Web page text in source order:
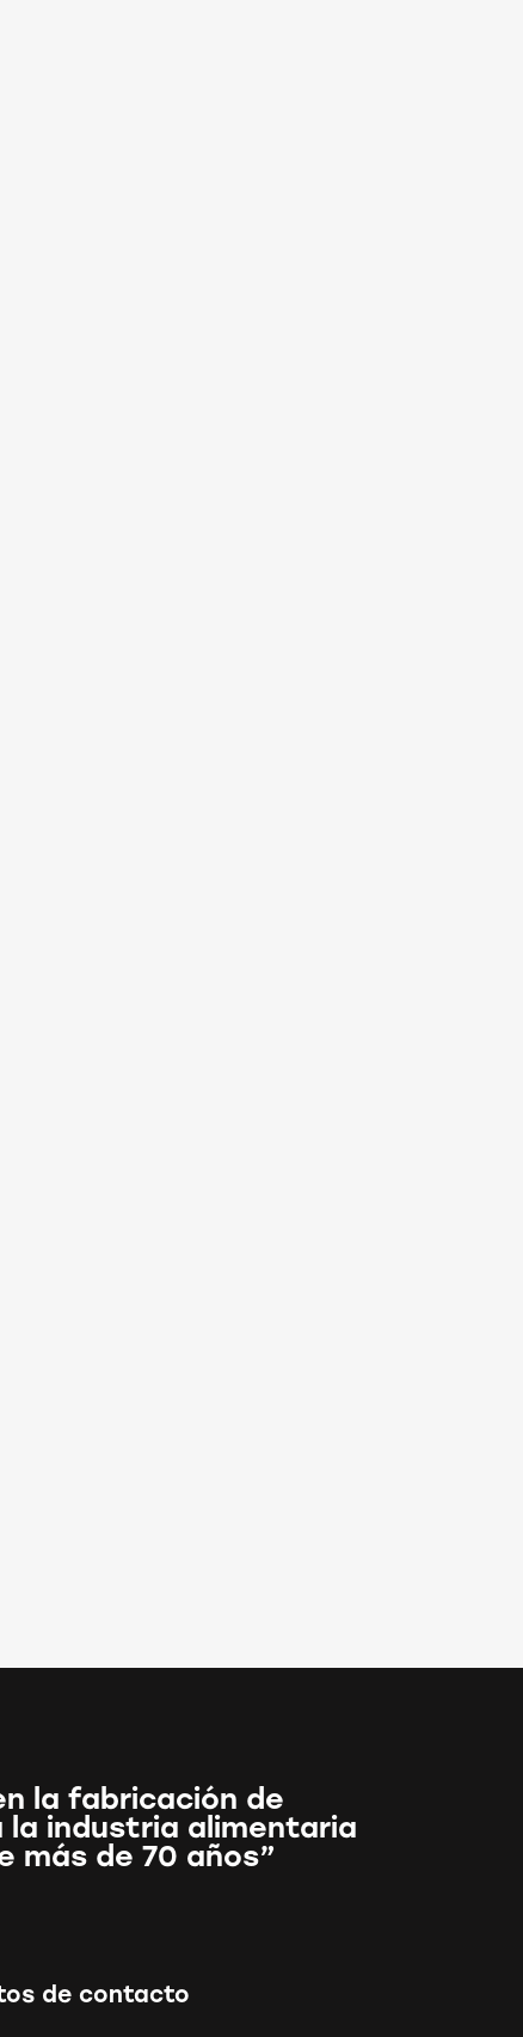
la fabricación de
la industria alimentaria
más de 70 años”
de contacto